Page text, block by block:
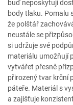
buď neposkytují
body tlaku. Pomalu
že polštář
neustále se
si udržuje své
materiálu umožňují
vytvářet přesně
přirozený tvar krční
páteře. Materiál s
a zajišťuje